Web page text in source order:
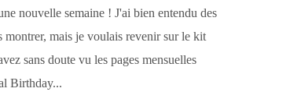
nouvelle semaine ! J'ai bien entendu des
montrer, mais je voulais revenir sur le kit
sans doute vu les pages mensuelles
Birthday...